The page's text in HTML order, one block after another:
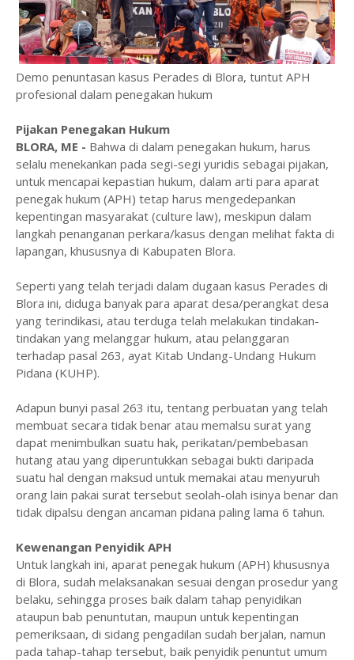
Demo penuntasan kasus Perades di Blora, tuntut APH
profesional dalam penegakan hukum
Pijakan Penegakan Hukum
BLORA, ME - Bahwa di dalam penegakan hukum, harus
selalu menekankan pada segi-segi yuridis sebagai pijakan,
untuk mencapai kepastian hukum, dalam arti para aparat
penegak hukum (APH) tetap harus mengedepankan
kepentingan masyarakat (culture law), meskipun dalam
langkah penanganan perkara/kasus dengan melihat fakta di
lapangan, khususnya di Kabupaten Blora.
Seperti yang telah terjadi dalam dugaan kasus Perades di
Blora ini, diduga banyak para aparat desa/perangkat desa
yang terindikasi, atau terduga telah melakukan tindakan-
tindakan yang melanggar hukum, atau pelanggaran
terhadap pasal 263, ayat Kitab Undang-Undang Hukum
Pidana (KUHP).
Adapun bunyi pasal 263 itu, tentang perbuatan yang telah
membuat secara tidak benar atau memalsu surat yang
dapat menimbulkan suatu hak, perikatan/pembebasan
hutang atau yang diperuntukkan sebagai bukti daripada
suatu hal dengan maksud untuk memakai atau menyuruh
orang lain pakai surat tersebut seolah-olah isinya benar dan
tidak dipalsu dengan ancaman pidana paling lama 6 tahun.
Kewenangan Penyidik APH
Untuk langkah ini, aparat penegak hukum (APH) khususnya
di Blora, sudah melaksanakan sesuai dengan prosedur yang
belaku, sehingga proses baik dalam tahap penyidikan
ataupun bab penuntutan, maupun untuk kepentingan
pemeriksaan, di sidang pengadilan sudah berjalan, namun
pada tahap-tahap tersebut, baik penyidik penuntut umum